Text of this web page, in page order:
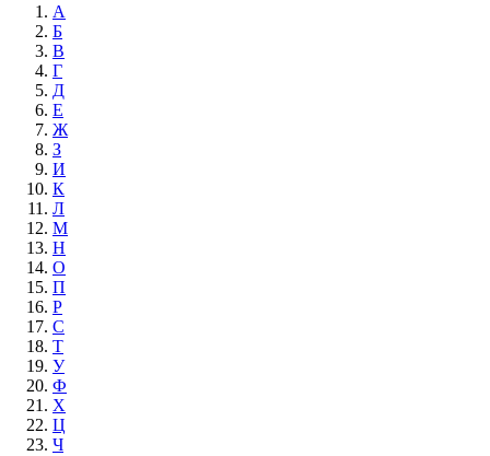
А
Б
В
Г
Д
Е
Ж
З
И
К
Л
М
Н
О
П
Р
С
Т
У
Ф
Х
Ц
Ч